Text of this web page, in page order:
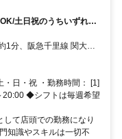
土日祝のうちいずれか1
1分、阪急千里線 関大前
阪急線〕東口徒歩約12
日・祝 ・勤務時間： [1]
20:00 ◆シフトは毎週希望
て店頭での勤務になり
知識やスキルは一切不